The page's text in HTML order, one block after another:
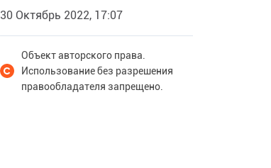
30 Октябрь 2022, 17:07
Объект авторского права.
Использование без разрешения
правообладателя запрещено.